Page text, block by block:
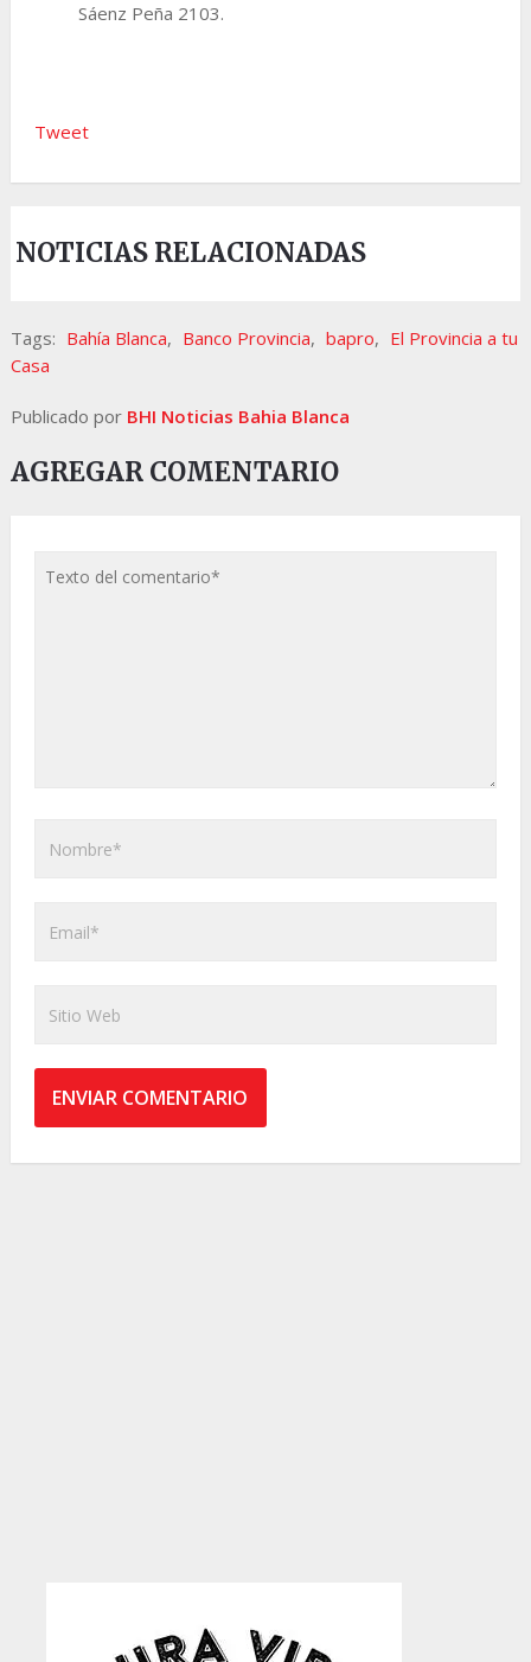
Sáenz Peña 2103.
Tweet
NOTICIAS RELACIONADAS
Tags: Bahía Blanca, Banco Provincia, bapro, El Provincia a tu
Casa
Publicado por BHI Noticias Bahia Blanca
AGREGAR COMENTARIO